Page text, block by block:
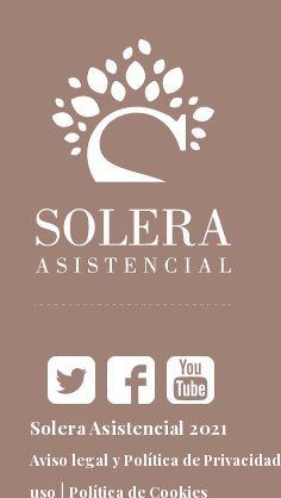
Solera Asistencial 2021
Aviso legal y Política de Privacidad
uso | Política de Cookies